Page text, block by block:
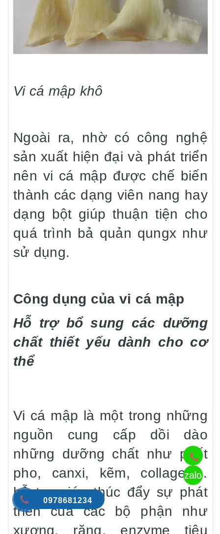
Vi cá mập khô
Ngoài ra, nhờ có công nghệ
sản xuất hiện đại và phát triển
nên vi cá mập được chế biến
thành các dạng viên nang hay
dạng bột giúp thuận tiện cho
quá trình bả quản qungx như
sử dụng.
Công dụng của vi cá mập
Hỗ trợ bổ sung các dưỡng
chất thiết yếu dành cho cơ
thể
Vi cá mập là một trong những
nguồn cung cấp dồi dào
những dưỡng chất như phốt
pho, canxi, kẽm, collagen…
hỗ trợ giúp thúc đẩy sự phát
triển của các bộ phận như
xương, răng, enzyme tiêu
zalo
0978681234